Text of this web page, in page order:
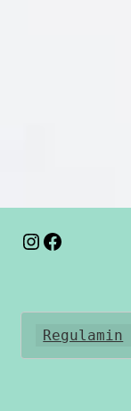
Instagram
Regulamin